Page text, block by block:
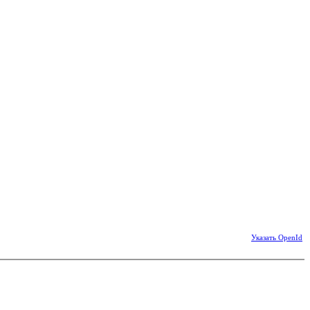
Указать OpenId